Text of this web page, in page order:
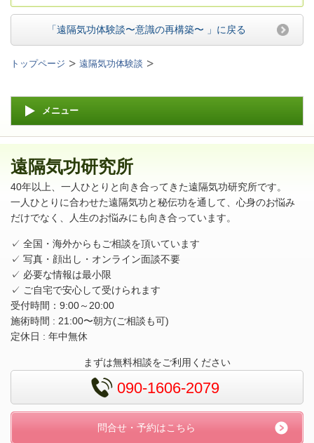
「遠隔気功体験談〜意識の再構築〜 」 に戻る
トップページ 遠隔気功体験談
メニュー
遠隔気功研究所
40年以上、一人ひとりと向き合ってきた遠隔気功研究所です。
一人ひとりに合わせた遠隔気功と秘伝功を通して、心身のお悩み
だけでなく、人生のお悩みにも向き合っています。
✓ 全国・海外からもご相談を頂いています
✓ 写真・顔出し・オンライン面談不要
✓ 必要な情報は最小限
✓ ご自宅で安心して受けられます
受付時間：9:00～20:00
施術時間 : 21:00〜朝方(ご相談も可)
定休日 : 年中無休
まずは無料相談をご利用ください
090-1606-2079
問合せ・予約はこちら